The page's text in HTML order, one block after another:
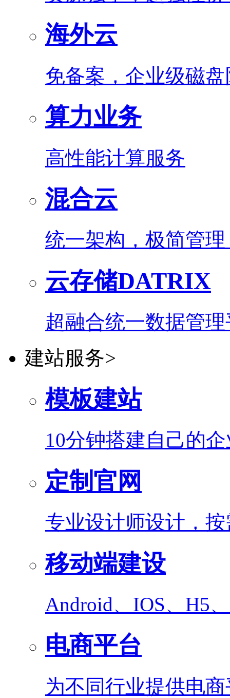
海外云
免备案，企业级磁
算力业务
高性能计算服务
混合云
统一架构，极简管
云存储DATRIX
超融合统一数据管
建站服务>
模板建站
10分钟搭建自己的
定制官网
专业设计师设计，
移动端建设
Android、IOS、H5
电商平台
为不同行业提供电